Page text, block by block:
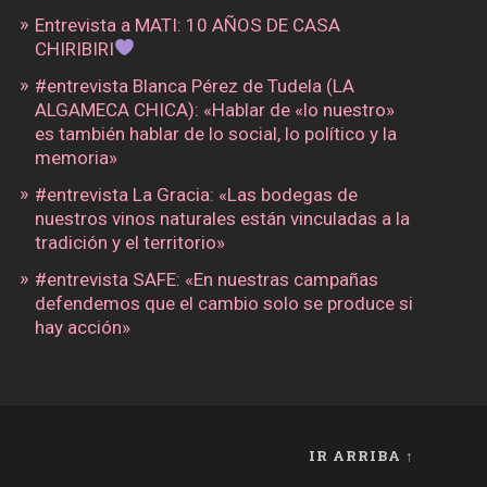
Entrevista a MATI: 10 AÑOS DE CASA
CHIRIBIRI
#entrevista Blanca Pérez de Tudela (LA
ALGAMECA CHICA): «Hablar de «lo nuestro»
es también hablar de lo social, lo político y la
memoria»
#entrevista La Gracia: «Las bodegas de
nuestros vinos naturales están vinculadas a la
tradición y el territorio»
#entrevista SAFE: «En nuestras campañas
defendemos que el cambio solo se produce si
hay acción»
IR ARRIBA ↑